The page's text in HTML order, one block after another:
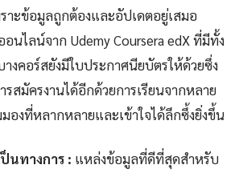
าะข้อมูลถูกต้องและอัปเดตอยู่เสมอ
นไลน์จาก Udemy Coursera edX ที่มีทั้ง
งคอร์สยังมีใบประกาศนียบัตรให้ด้วยซึ่ง
รสมัครงานได้อีกด้วยการเรียนจากหลาย
องที่หลากหลายและเข้าใจได้ลึกซึ้งยิ่งขึ้น
ป็นทางการ : แหล่งข้อมูลที่ดีที่สุดสำหรับ